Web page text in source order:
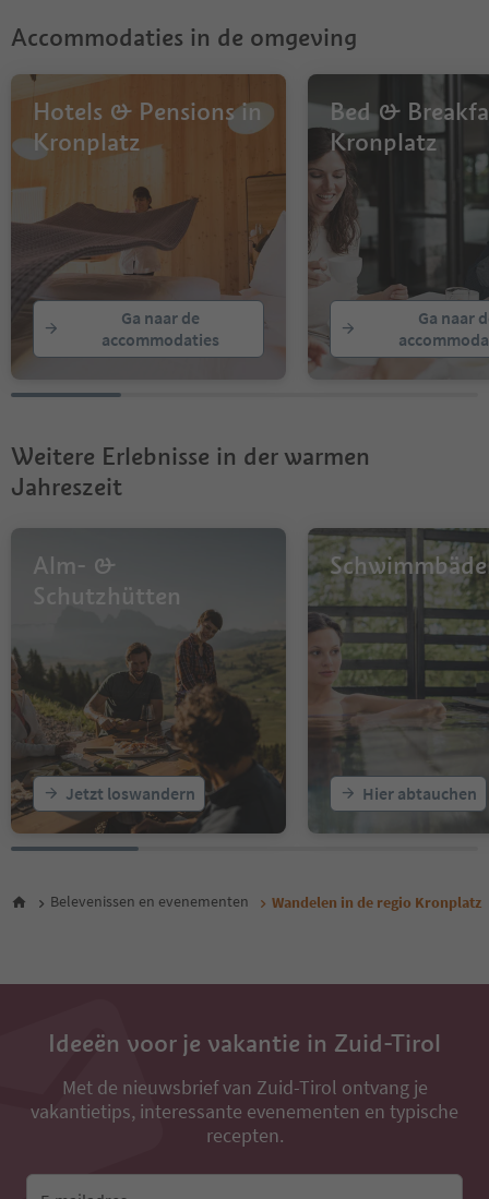
Accommodaties in de omgeving
Hotels & Pensions in
Kronplatz
Ga naar de
accommodaties
Bed &
Kronplatz
Ga naar
Weitere Erlebnisse in der warmen
Jahreszeit
Alm- &
Schutzhütten
Jetzt loswandern Hier abtauchen
Belevenissen en evenementen Wandelen in de regio Kronplatz
Ideeën voor je vakantie in Zuid-Tirol
Met de nieuwsbrief van Zuid-Tirol ontvang je
vakantietips, interessante evenementen en typische
recepten.